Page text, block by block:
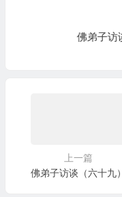
佛弟子访谈（十一）
上一篇
佛弟子访谈（六十九）